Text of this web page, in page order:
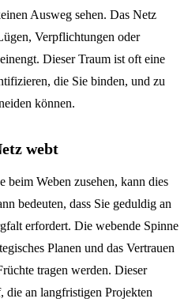
Ausweg sehen. Das Netz
Verpflichtungen oder
Dieser Traum ist oft eine
die Sie binden, und zu
können.
webt
beim Weben zusehen, kann dies
bedeuten, dass Sie geduldig an
erfordert. Die webende Spinne
Planen und das Vertrauen
tragen werden. Dieser
die an langfristigen Projekten